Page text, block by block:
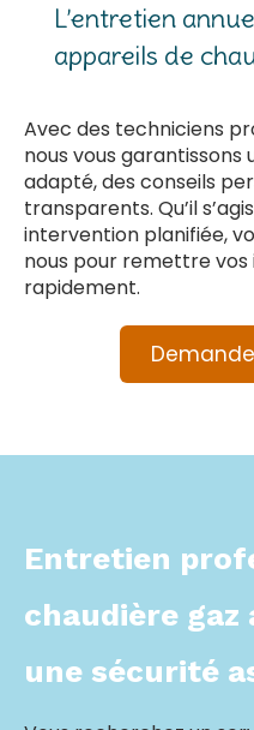
L’entretien
appareils de
Avec des techniciens
nous vous
adapté, des conseils
transparents. Qu’il
intervention planifiée,
nous pour remettre
rapidement.
Entretien
chaudière gaz
une sécurité